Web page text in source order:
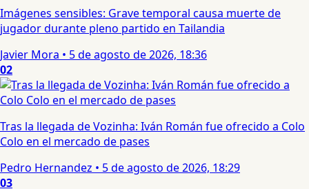
Imágenes sensibles: Grave temporal causa muerte de
jugador durante pleno partido en Tailandia
Javier Mora • 5 de agosto de 2026, 18:36
02
Tras la llegada de Vozinha: Iván Román fue ofrecido a Colo
Colo en el mercado de pases
Pedro Hernandez • 5 de agosto de 2026, 18:29
03